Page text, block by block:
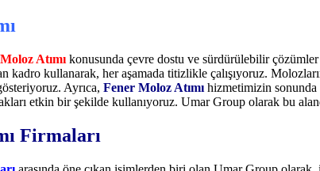
Atımı konusunda çevre dostu ve sürdürülebilir
kadro kullanarak, her aşamada titizlikle çalışıyoruz.
Ayrıca, Fener Moloz Atımı hizmetimizin sonunda
etkin bir şekilde kullanıyoruz. Umar Group olarak bu
Firmaları